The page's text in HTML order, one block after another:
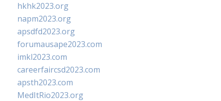
hkhk2023.org
napm2023.org
apsdfd2023.org
forumausape2023.com
imkl2023.com
careerfaircsd2023.com
apsth2023.com
MedItRio2023.org